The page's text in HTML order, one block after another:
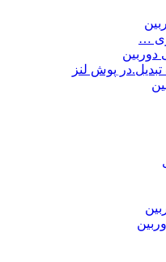
…
پوش لنز